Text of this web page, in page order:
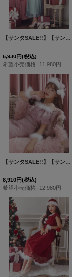
【サンタSALE!!】【サンタコス 5点セット】【S-Mサイズ/2カラー】ベロアワンピースサンタ[HC02]
6,930円(税込)
希望小売価格 : 11,980円
【サンタSALE!!】【サンタコス4点セット】【S-Lサイズ/1カラー】オーガンジーオフショルダーサンタコスプレ[HC03]
8,910円(税込)
希望小売価格 : 12,980円